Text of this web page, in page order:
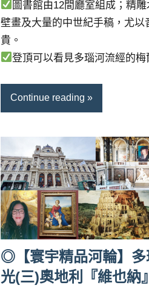
圖書館由12間廳室組成；精
壁畫及大量的中世紀手稿，尤以
貴。
登頂可以看見多瑙河流經的梅
Continue reading
◎【寰宇精品河輪】多
光(三)奧地利『維也納